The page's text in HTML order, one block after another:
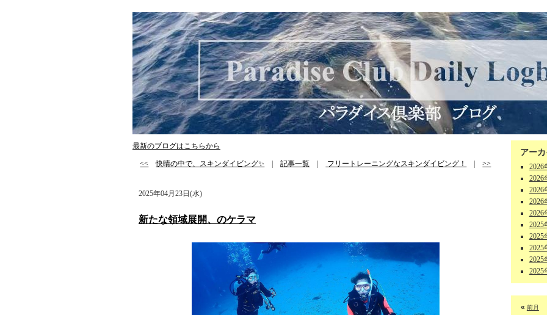
最新のブログはこちらから
<< 快晴の中で、スキンダイビング✨ |記事一覧 フリートレーニングなスキンダイビング！ |>>
2025年04月23日(水)
新たな領域展開、のケラマ
アー
2026
2026
2026
2026
2026
2025
2025
2025
2025
2025
« 前月